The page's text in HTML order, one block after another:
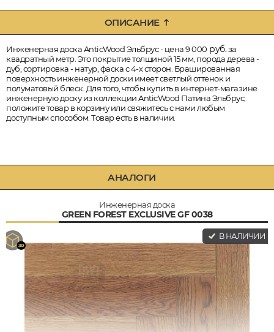
ОПИСАНИЕ
Инженерная доска AnticWood Эльбрус - цена 9 000 руб.за
квадратный метр. Это покрытие толщиной 15 мм, порода дерева -
дуб, сортировка - натур, фаска с 4-х сторон. Брашированная
поверхность инженерной доски имеет светлый оттенок и
полуматовый блеск. Для того, чтобы купить в интернет-магазине
инженерную доску из коллекции AnticWood Патина Эльбрус,
положите товар в корзину или свяжитесь с нами любым
доступным способом. Товар есть в наличии.
АНАЛОГИ
Инженерная доска
GREEN FOREST EXCLUSIVE GF 0038
В НАЛИЧИИ